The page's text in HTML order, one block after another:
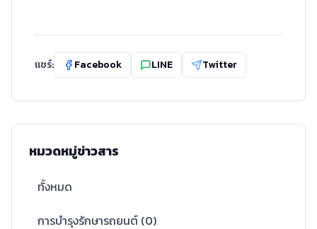
แชร์: Facebook LINE Twitter
หมวดหมู่ข่าวสาร
ทั้งหมด
การบำรุงรักษารถยนต์ (0)